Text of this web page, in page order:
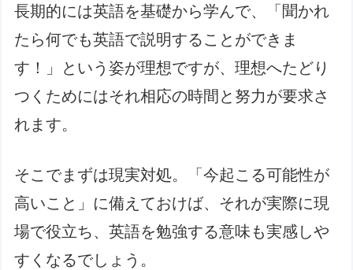
長期的には英語を基礎から学んで、「聞かれ
たら何でも英語で説明することができま
す！」という姿が理想ですが、理想へたどり
つくためにはそれ相応の時間と努力が要求さ
れます。
そこでまずは現実対処。「今起こる可能性が
高いこと」に備えておけば、それが実際に現
場で役立ち、英語を勉強する意味も実感しや
すくなるでしょう。